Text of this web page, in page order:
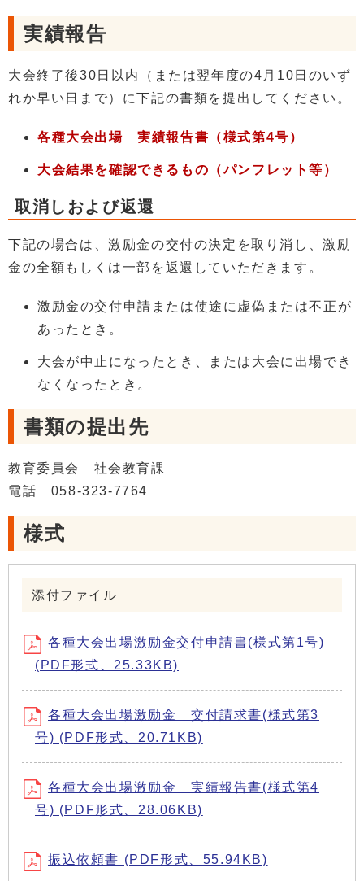
実績報告
大会終了後30日以内（または翌年度の4月10日のいず
れか早い日まで）に下記の書類を提出してください。
各種大会出場 実績報告書（様式第4号）
大会結果を確認できるもの（パンフレット等）
取消しおよび返還
下記の場合は、激励金の交付の決定を取り消し、激励
金の全額もしくは一部を返還していただきます。
激励金の交付申請または使途に虚偽または不正が
あったとき。
大会が中止になったとき、または大会に出場でき
なくなったとき。
書類の提出先
教育委員会 社会教育課
電話 058-323-7764
様式
添付ファイル
各種大会出場激励金交付申請書(様式第1号)
(PDF形式、25.33KB)
各種大会出場激励金 交付請求書(様式第3
号) (PDF形式、20.71KB)
各種大会出場激励金 実績報告書(様式第4
号) (PDF形式、28.06KB)
振込依頼書 (PDF形式、55.94KB)